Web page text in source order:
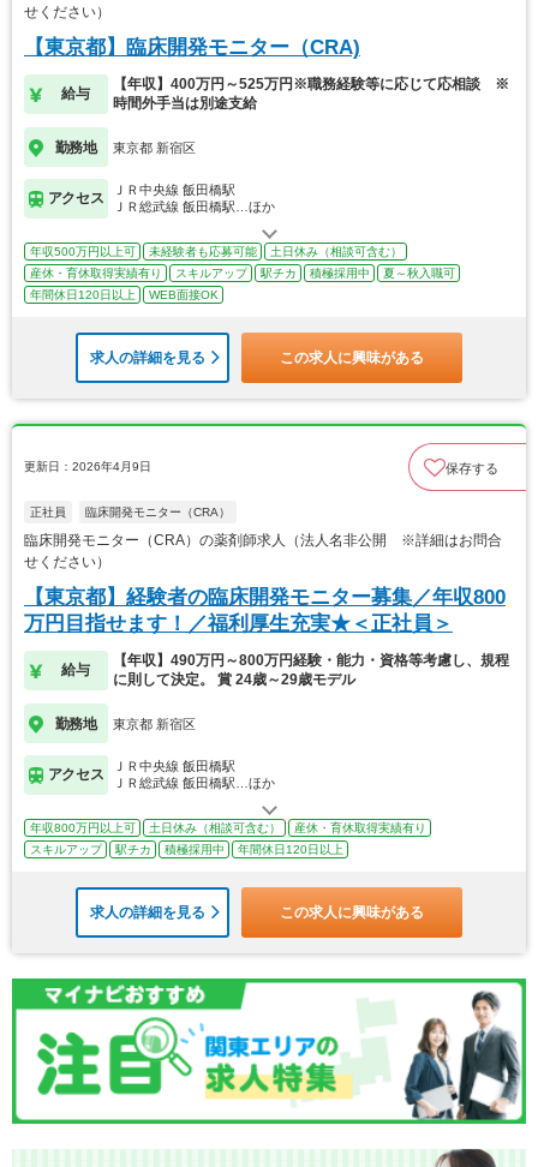
せください）
【東京都】臨床開発モニター（CRA)
給与
【年収】400万円～525万円※職務経験等に応じて応相談 ※
時間外手当は別途支給
勤務地 東京都 新宿区
アクセス
ＪＲ中央線 飯田橋駅
ＪＲ総武線 飯田橋駅…ほか
年収500万円以上可 未経験者も応募可能
土日休み（相談可含む）
産休・育休取得実績有り
スキルアップ 駅チカ 積極採用中
夏～秋入職可
年間休日120日以上
WEB面接OK
求人の詳細を見る この求人に興味がある
更新日：2026年4月9日 保存する
正社員 臨床開発モニター（CRA）
臨床開発モニター（CRA）の薬剤師求人（法人名非公開 ※詳細はお問合
せください）
【東京都】経験者の臨床開発モニター募集／年収800
万円目指せます！／福利厚生充実★＜正社員＞
給与
【年収】490万円～800万円経験・能力・資格等考慮し、規程
に則して決定。 賞 24歳～29歳モデル
勤務地 東京都 新宿区
アクセス
ＪＲ中央線 飯田橋駅
ＪＲ総武線 飯田橋駅…ほか
年収800万円以上可 土日休み（相談可含む）
産休・育休取得実績有り
スキルアップ
駅チカ 積極採用中 年間休日120日以上
求人の詳細を見る この求人に興味がある